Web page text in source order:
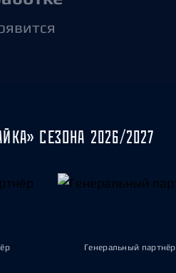
СЕЗОНА 2026/2027
Генеральный партнёр